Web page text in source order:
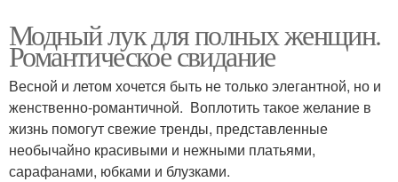
Модный лук для полных женщин.
Романтическое свидание
Весной и летом хочется быть не только элегантной, но и
женственно-романтичной. Воплотить такое желание в
жизнь помогут свежие тренды, представленные
необычайно красивыми и нежными платьями,
сарафанами, юбками и блузками.